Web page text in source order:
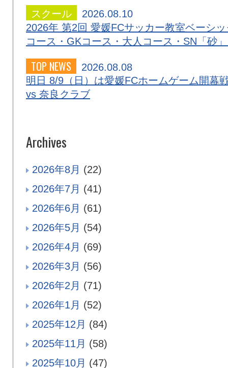
スクール
2026.08.10
2026年 第2回 愛媛FCサッカー教室ベーシッ
コース・GKコース・大人コース・SN「砂
TOP NEWS
2026.08.08
明日 8/9（日）は愛媛FCホームゲーム開幕
vs 奈良クラブ
Archives
2026年8月 (22)
2026年7月 (41)
2026年6月 (61)
2026年5月 (54)
2026年4月 (69)
2026年3月 (56)
2026年2月 (71)
2026年1月 (52)
2025年12月 (84)
2025年11月 (58)
2025年10月 (47)